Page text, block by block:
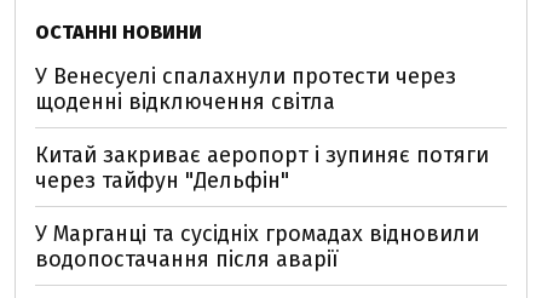
ОСТАННІ НОВИНИ
У Венесуелі спалахнули протести через
щоденні відключення світла
Китай закриває аеропорт і зупиняє потяги
через тайфун "Дельфін"
У Марганці та сусідніх громадах відновили
водопостачання після аварії